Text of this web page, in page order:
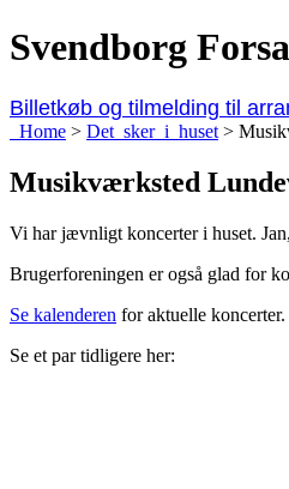
Svendborg
Billetkøb og tilmelding til
Home > Det_sker_i_huset >
Musikværksted
Vi har jævnligt koncerter i huset.
Brugerforeningen er også glad for
Se kalenderen for aktuelle koncerter.
Se et par tidligere her: